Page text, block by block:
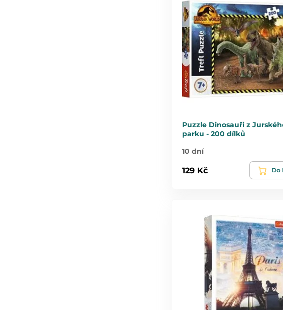
Puzzle Dinosauři z
parku - 200 dílků
10 dní
129 Kč Do